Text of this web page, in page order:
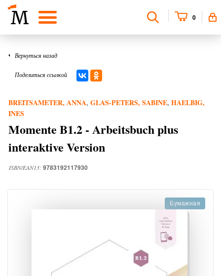
0
Вернуться назад
Поделиться ссылкой
BREITSAMETER, ANNA, GLAS-PETERS, SABINE, HAELBIG,
INES
Momente B1.2 - Arbeitsbuch plus
interaktive Version
ISBN/EAN13: 9783192117930
Бумажная